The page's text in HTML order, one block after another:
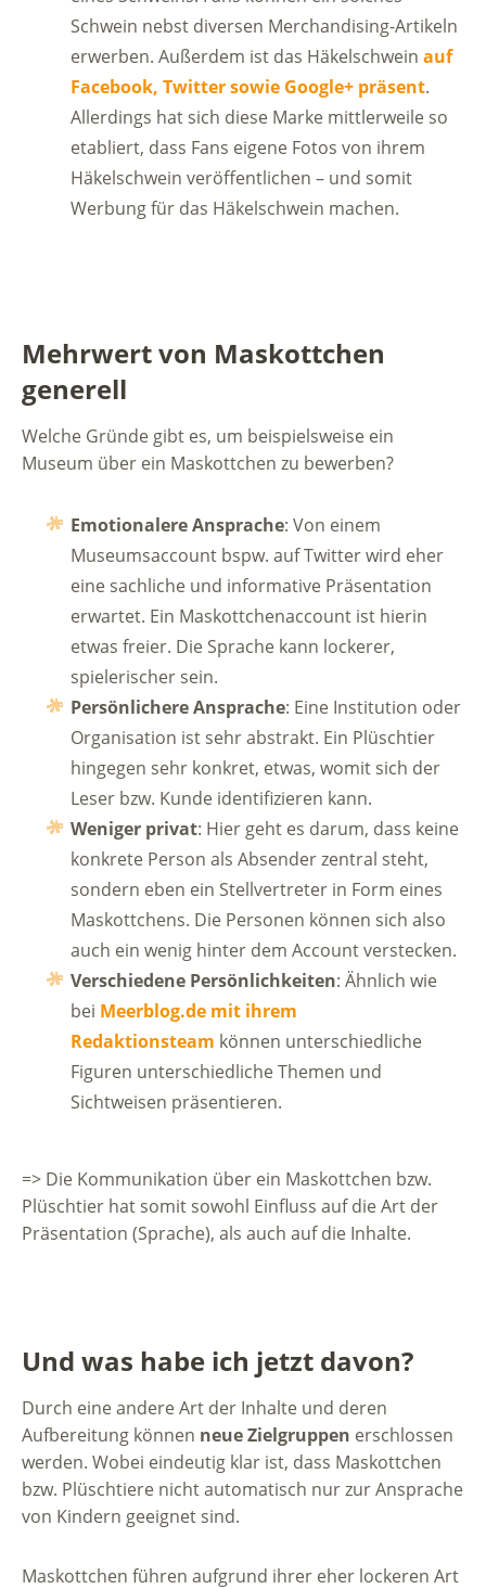
Schwein nebst diversen Merchandising-Artikeln
erwerben. Außerdem ist das Häkelschwein auf
Facebook, Twitter sowie Google+ präsent.
Allerdings hat sich diese Marke mittlerweile so
etabliert, dass Fans eigene Fotos von ihrem
Häkelschwein veröffentlichen – und somit
Werbung für das Häkelschwein machen.
Mehrwert von Maskottchen
generell
Welche Gründe gibt es, um beispielsweise ein
Museum über ein Maskottchen zu bewerben?
Emotionalere Ansprache: Von einem
Museumsaccount bspw. auf Twitter wird eher
eine sachliche und informative Präsentation
erwartet. Ein Maskottchenaccount ist hierin
etwas freier. Die Sprache kann lockerer,
spielerischer sein.
Persönlichere Ansprache: Eine Institution oder
Organisation ist sehr abstrakt. Ein Plüschtier
hingegen sehr konkret, etwas, womit sich der
Leser bzw. Kunde identifizieren kann.
Weniger privat: Hier geht es darum, dass keine
konkrete Person als Absender zentral steht,
sondern eben ein Stellvertreter in Form eines
Maskottchens. Die Personen können sich also
auch ein wenig hinter dem Account verstecken.
Verschiedene Persönlichkeiten: Ähnlich wie
bei Meerblog.de mit ihrem
Redaktionsteam können unterschiedliche
Figuren unterschiedliche Themen und
Sichtweisen präsentieren.
=> Die Kommunikation über ein Maskottchen bzw.
Plüschtier hat somit sowohl Einfluss auf die Art der
Präsentation (Sprache), als auch auf die Inhalte.
Und was habe ich jetzt davon?
Durch eine andere Art der Inhalte und deren
Aufbereitung können neue Zielgruppen erschlossen
werden. Wobei eindeutig klar ist, dass Maskottchen
bzw. Plüschtiere nicht automatisch nur zur Ansprache
von Kindern geeignet sind.
Maskottchen führen aufgrund ihrer eher lockeren Art